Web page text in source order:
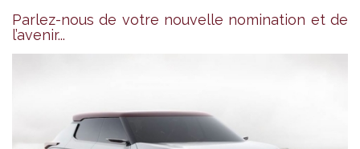
Parlez-nous de votre nouvelle nomination et de
l’avenir...